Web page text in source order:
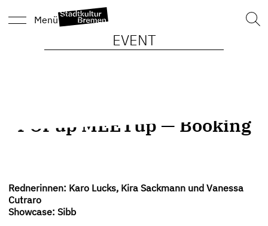
Menü
EVENT
POPup MEETup — Booking
Rednerinnen: Karo Lucks, Kira Sackmann und Vanessa
Cutraro
Showcase: Sibb